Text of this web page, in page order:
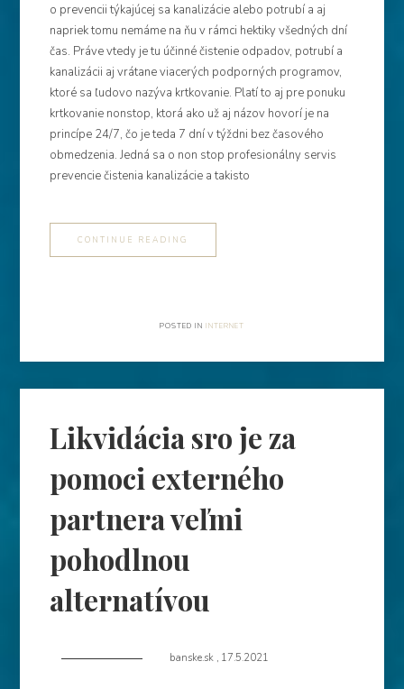
o prevencii týkajúcej sa kanalizácie alebo potrubí a aj
napriek tomu nemáme na ňu v rámci hektiky všedných dní
čas. Práve vtedy je tu účinné čistenie odpadov, potrubí a
kanalizácii aj vrátane viacerých podporných programov,
ktoré sa ľudovo nazýva krtkovanie. Platí to aj pre ponuku
krtkovanie nonstop, ktorá ako už aj názov hovorí je na
princípe 24/7, čo je teda 7 dní v týždni bez časového
obmedzenia. Jedná sa o non stop profesionálny servis
prevencie čistenia kanalizácie a takisto
CONTINUE READING
POSTED IN INTERNET
Likvidácia sro je za
pomoci externého
partnera veľmi
pohodlnou
alternatívou
banske.sk , 17.5.2021